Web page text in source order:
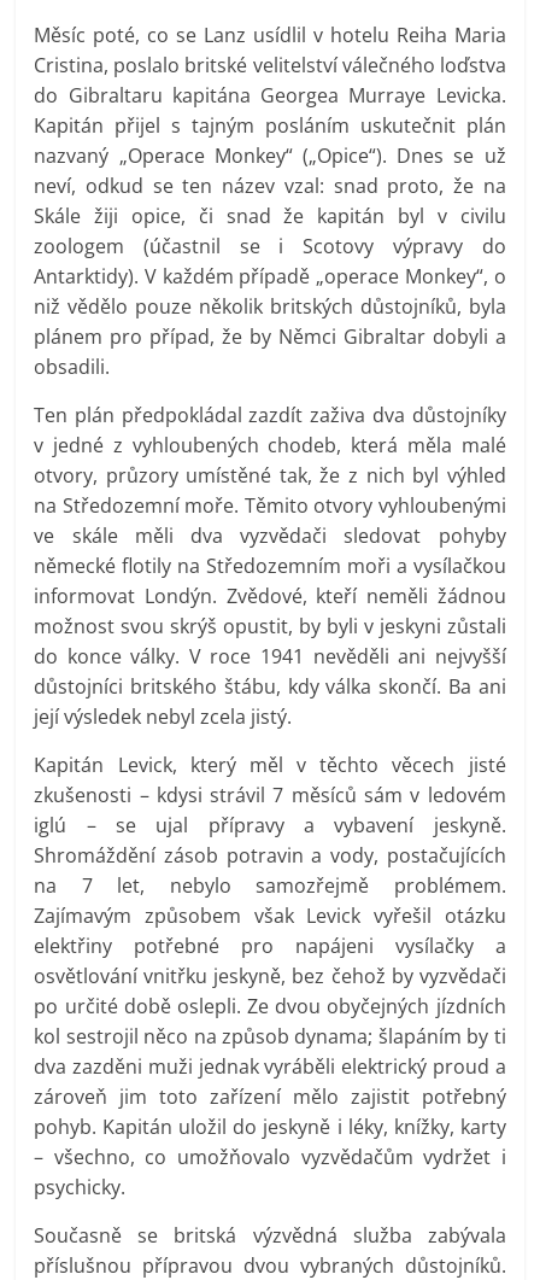
Měsíc poté, co se Lanz usídlil v hotelu Reiha Maria
Cristina, poslalo britské velitelství válečného loďstva
do Gibraltaru kapitána Georgea Murraye Levicka.
Kapitán přijel s tajným posláním uskutečnit plán
nazvaný „Operace Monkey“ („Opice“). Dnes se už
neví, odkud se ten název vzal: snad proto, že na
Skále žiji opice, či snad že kapitán byl v civilu
zoologem (účastnil se i Scotovy výpravy do
Antarktidy). V každém případě „operace Monkey“, o
niž vědělo pouze několik britských důstojníků, byla
plánem pro případ, že by Němci Gibraltar dobyli a
obsadili.
Ten plán předpokládal zazdít zaživa dva důstojníky
v jedné z vyhloubených chodeb, která měla malé
otvory, průzory umístěné tak, že z nich byl výhled
na Středozemní moře. Těmito otvory vyhloubenými
ve skále měli dva vyzvědači sledovat pohyby
německé flotily na Středozemním moři a vysílačkou
informovat Londýn. Zvědové, kteří neměli žádnou
možnost svou skrýš opustit, by byli v jeskyni zůstali
do konce války. V roce 1941 nevěděli ani nejvyšší
důstojníci britského štábu, kdy válka skončí. Ba ani
její výsledek nebyl zcela jistý.
Kapitán Levick, který měl v těchto věcech jisté
zkušenosti – kdysi strávil 7 měsíců sám v ledovém
iglú – se ujal přípravy a vybavení jeskyně.
Shromáždění zásob potravin a vody, postačujících
na 7 let, nebylo samozřejmě problémem.
Zajímavým způsobem však Levick vyřešil otázku
elektřiny potřebné pro napájeni vysílačky a
osvětlování vnitřku jeskyně, bez čehož by vyzvědači
po určité době oslepli. Ze dvou obyčejných jízdních
kol sestrojil něco na způsob dynama; šlapáním by ti
dva zazděni muži jednak vyráběli elektrický proud a
zároveň jim toto zařízení mělo zajistit potřebný
pohyb. Kapitán uložil do jeskyně i léky, knížky, karty
– všechno, co umožňovalo vyzvědačům vydržet i
psychicky.
Současně se britská výzvědná služba zabývala
příslušnou přípravou dvou vybraných důstojníků.